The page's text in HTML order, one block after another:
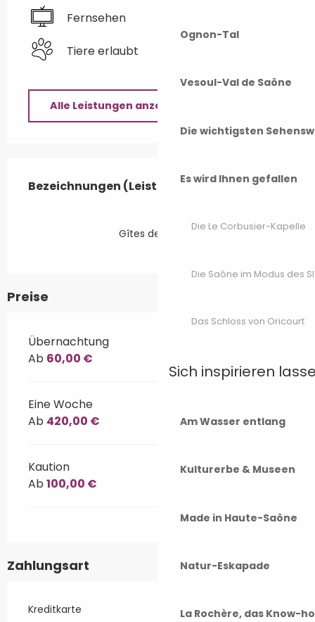
Ognon-Tal
Vesoul-Val de Saône
Die wichtigsten
Es wird Ihnen gefallen
Die Le Corbusier-Kapelle
Die Saône im Modus des
Das Schloss von Oricourt
Sich inspirieren
Am Wasser entlang
Kulturerbe & Museen
Made in Haute-Saône
Natur-Eskapade
La Rochère, das Know-
Fernsehen
Tiere erlaubt
Alle Leistungen anzeigen
Bezeichnungen (Leistungsmerkmale)
Bezeichnungen (Leistungsmerkmale)
Gîtes de France
Preise
Übernachtung
Ab 60,00 €
Eine Woche
Ab 420,00 €
Kaution
Ab 100,00 €
Zahlungsart
Kreditkarte